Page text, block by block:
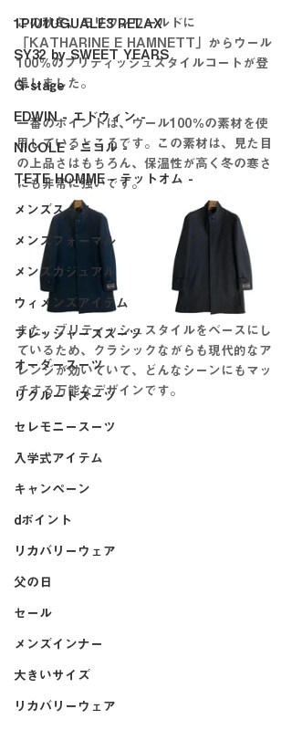
1PIU1UGUALE3 RELAX
SY32 by SWEET YEARS
G-stage
EDWIN - エドウィン -
NICOLE - ニコル -
TETE HOMME - テットオム -
メンズスーツ
メンズフォーマル
メンズカジュアル
ウィメンズアイテム
フレッシャーズスーツ
オーダースーツ
リクルートスーツ
セレモニースーツ
入学式アイテム
キャンペーン
dポイント
リカバリーウェア
父の日
セール
メンズインナー
大きいサイズ
リカバリーウェア
この秋冬、モリワンワールドに
「KATHARINE E HAMNETT」からウール
100％のブリティッシュスタイルコートが登
場しました。
一番のポイントは、ウール100％の素材を使
用しているところです。この素材は、見た目
の上品さはもちろん、保温性が高く冬の寒さ
にも非常に強いです。
また、ブリティッシュスタイルをベースにし
ているため、クラシックながらも現代的なア
レンジが効いていて、どんなシーンにもマッ
チする万能なデザインです。